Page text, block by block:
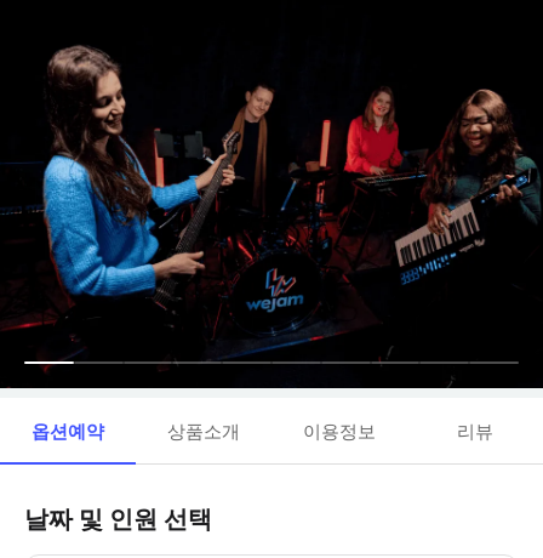
옵션예약 상품소개 이용정보 리뷰
날짜 및 인원 선택